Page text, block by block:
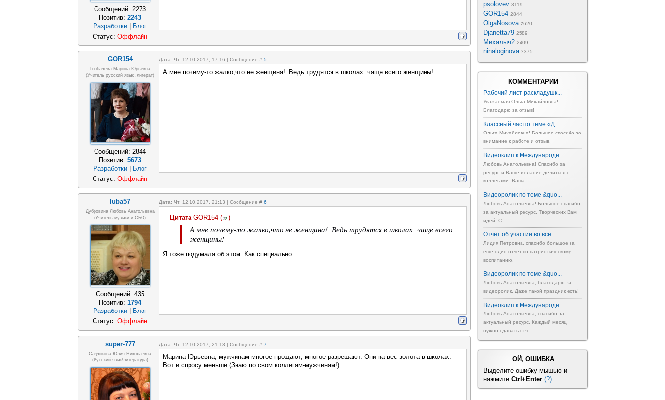
Сообщений: 2273
Позитив: 2243
Разработки | Блог
Статус: Оффлайн
GOR154 Дата: Чт, 12.10.2017, 17:16 | Сообщение # 5
Горбачева Марина Юрьевна
(учитель русский язык ,литерат)
Сообщений: 2844
Позитив: 5673
Разработки
Блог
А мне почему-то жалко,что не женщина! Ведь трудятся в школах чаще всего женщины!
Статус: Оффлайн
luba57 Дата: Чт, 12.10.2017, 21:13 | Сообщение # 6
Дубровина Любовь Анатольевна
(учитель музыки и СБО)
Сообщений: 435
Позитив: 1794
Разработки
Блог
Цитата GOR154 ( )
А мне почему-то жалко,что не женщина! Ведь трудятся в школах чаще всего
женщины!
Я тоже подумала об этом. Как специально...
Статус: Оффлайн
super-777 Дата: Чт, 12.10.2017, 21:13 | Сообщение # 7
Садчикова Юлия Николаевна
(русский язык/литература)
Марина Юрьевна, мужчинам многое прощают, многое разрешают. Они на вес золота в школах.
Вот и спросу меньше.(Знаю по свом коллегам-мужчинам!)
psolovev 3119
GOR154 2844
OlgaNosova 2620
Djanetta79 2589
Михалыч2 2409
ninaloginova 2375
КОММЕНТАРИИ
Рабочий лист-раскладушк...
Уважаемая Ольга Михайловна!
Благодарю за отзыв!
Классный час по теме «Д...
Ольга Михайловна! Большое спасибо за
внимание к работе и отзыв.
Видеоклип к Международн...
Любовь Анатольевна! Спасибо за
ресурс и Ваше желание делиться с
коллегами. Ваша ...
Видеоролик по теме &quo...
Любовь Анатольевна! Большое спасибо
за актуальный ресурс. Творческих Вам
идей. С...
Отчёт об участии во все...
Лидия Петровна, спасибо большое за
еще один отчет по патриотическому
воспитанию.
Видеоролик по теме &quo...
Любовь Анатольевна, благодарю за
видеоролик. Даже такой праздник есть!
Видеоклип к Международн...
Любовь Анатольевна, спасибо за
актуальный ресурс. Каждый месяц
нужно сдавать отч...
ОЙ, ОШИБКА
Выделите ошибку мышью и
нажмите Ctrl+Enter (?)